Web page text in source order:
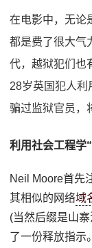
在电影中，无论
都是费了很大气
代，越狱犯们也
28岁英国犯人利
骗过监狱官员，
利用社会工程学
Neil Moore首先
其相似的网络域
(当然后缀是山
了一份释放指示